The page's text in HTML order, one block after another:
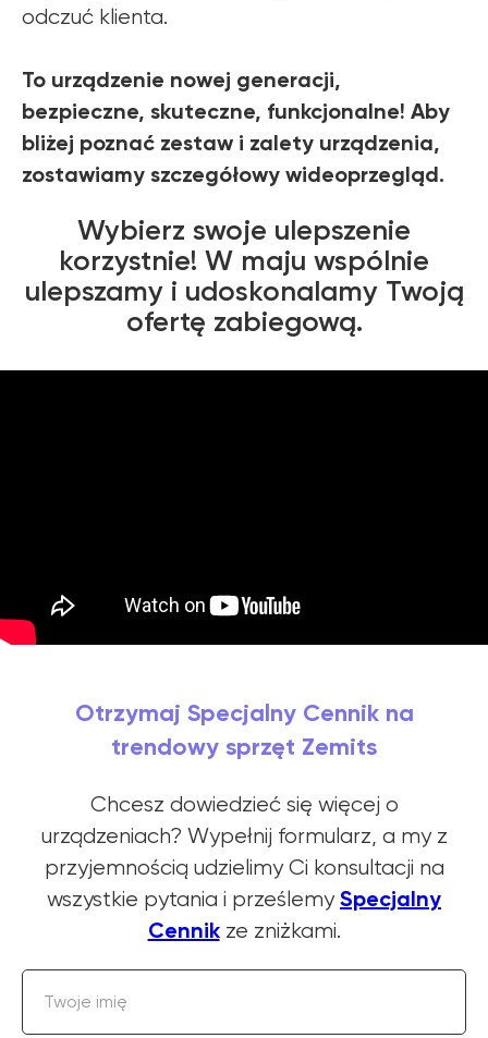
odczuć klienta.
To urządzenie nowej generacji,
bezpieczne, skuteczne, funkcjonalne! Aby
bliżej poznać zestaw i zalety urządzenia,
zostawiamy szczegółowy wideoprzegląd.
Wybierz swoje ulepszenie
korzystnie! W maju wspólnie
ulepszamy i udoskonalamy Twoją
ofertę zabiegową.
Otrzymaj Specjalny Cennik na
trendowy sprzęt Zemits
Chcesz dowiedzieć się więcej o
urządzeniach? Wypełnij formularz, a my z
przyjemnością udzielimy Ci konsultacji na
wszystkie pytania i prześlemySpecjalny
Cennikze zniżkami.
Twoje imię